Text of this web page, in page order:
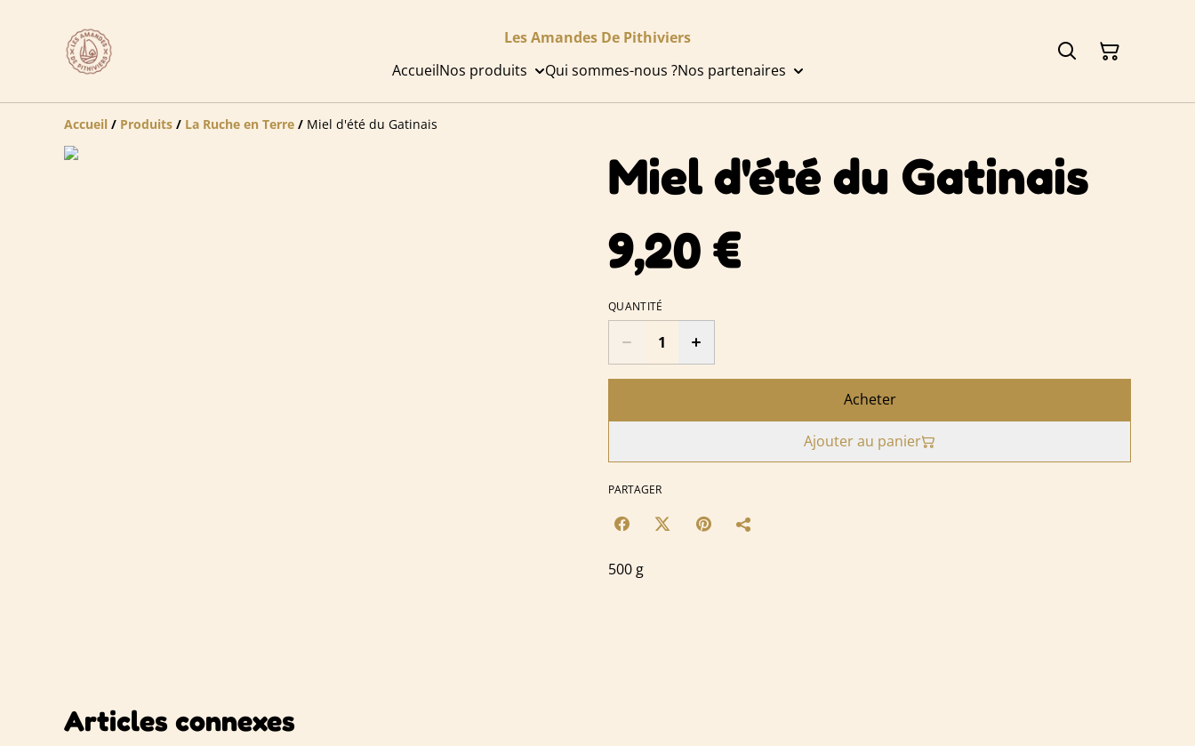
Les Amandes De Pithiviers
AccueilNos produits Qui sommes-nous ?Nos partenaires
Accueil / Produits / La Ruche en Terre / Miel d'été du Gatinais
Miel d'été du Gatinais
9,20 €
QUANTITÉ
Acheter
Ajouter au panier
PARTAGER
500 g
Articles connexes